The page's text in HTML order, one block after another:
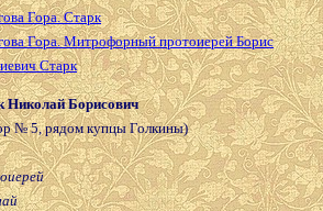
Николай Борисович
№ 5, рядом купцы Голкины)